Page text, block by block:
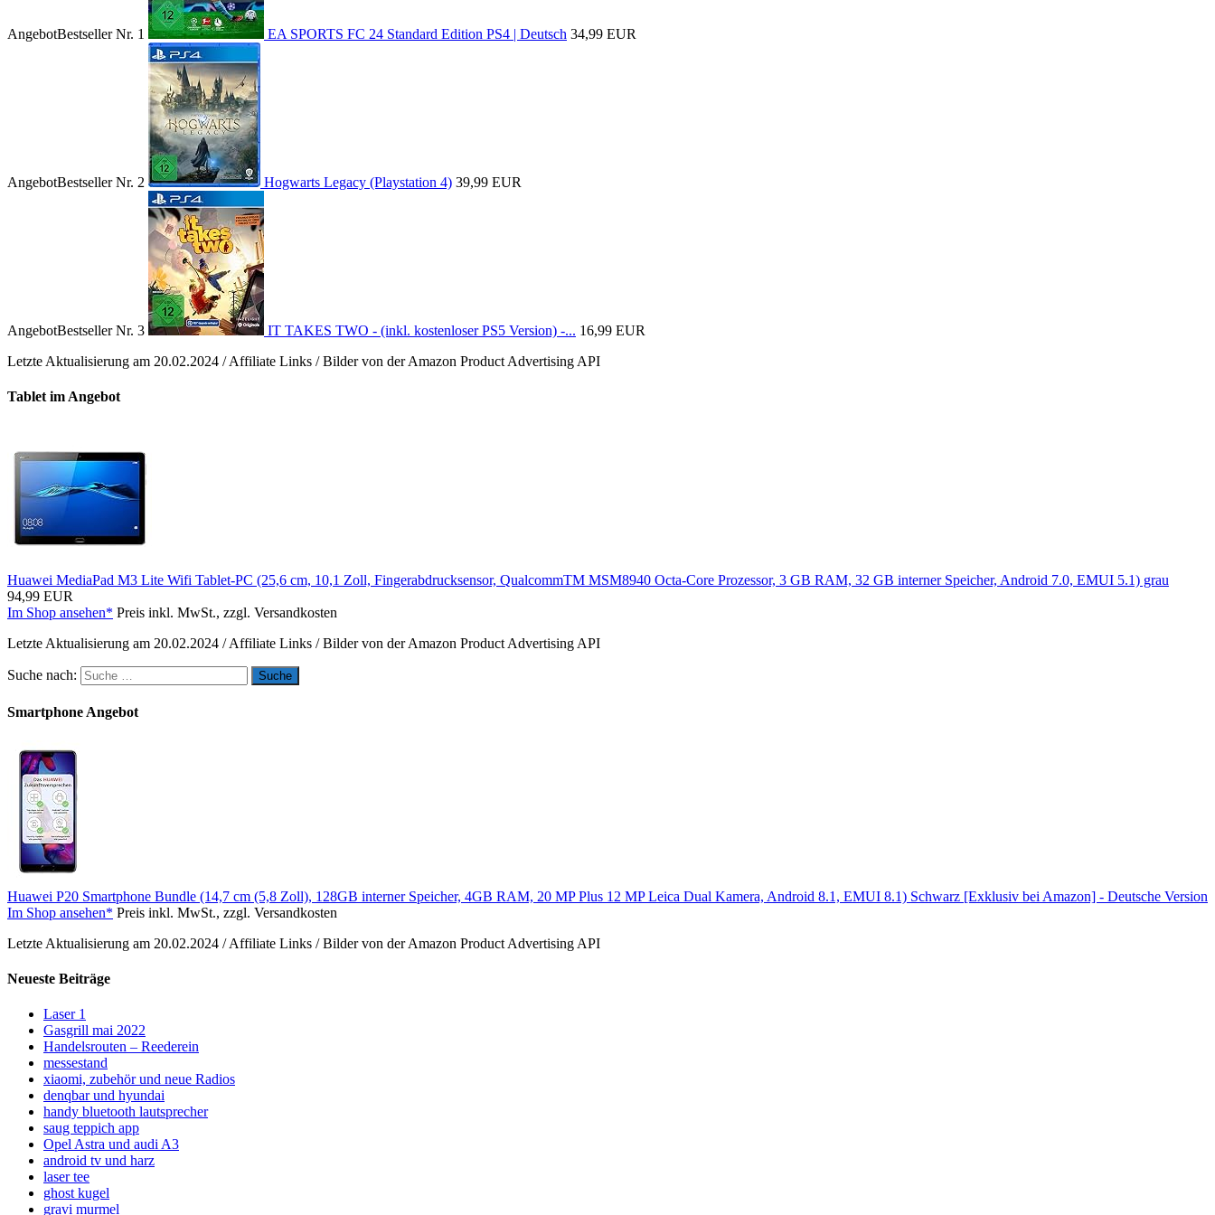
AngebotBestseller Nr. 1 EA SPORTS FC 24 Standard Edition PS4 | Deutsch 34,99 EUR
AngebotBestseller Nr. 2 Hogwarts Legacy (Playstation 4) 39,99 EUR
AngebotBestseller Nr. 3 IT TAKES TWO - (inkl. kostenloser PS5 Version) -... 16,99 EUR
Letzte Aktualisierung am 20.02.2024 / Affiliate Links / Bilder von der Amazon Product Advertising API
Tablet im Angebot
Huawei MediaPad M3 Lite Wifi Tablet-PC (25,6 cm, 10,1 Zoll, Fingerabdrucksensor, QualcommTM MSM8940 Octa-Core Prozessor, 3 GB RAM, 32 GB interner Speicher, Android 7.0, EMUI 5.1) grau
94,99 EUR
Im Shop ansehen* Preis inkl. MwSt., zzgl. Versandkosten
Letzte Aktualisierung am 20.02.2024 / Affiliate Links / Bilder von der Amazon Product Advertising API
Suche nach:
Smartphone Angebot
Huawei P20 Smartphone Bundle (14,7 cm (5,8 Zoll), 128GB interner Speicher, 4GB RAM, 20 MP Plus 12 MP Leica Dual Kamera, Android 8.1, EMUI 8.1) Schwarz [Exklusiv bei Amazon] - Deutsche Version
Im Shop ansehen* Preis inkl. MwSt., zzgl. Versandkosten
Letzte Aktualisierung am 20.02.2024 / Affiliate Links / Bilder von der Amazon Product Advertising API
Neueste Beiträge
Laser 1
Gasgrill mai 2022
Handelsrouten – Reederein
messestand
xiaomi, zubehör und neue Radios
denqbar und hyundai
handy bluetooth lautsprecher
saug teppich app
Opel Astra und audi A3
android tv und harz
laser tee
ghost kugel
gravi murmel